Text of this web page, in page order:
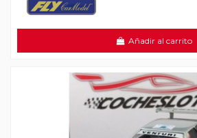
Añadir al carrito